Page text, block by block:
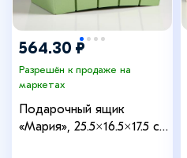
564.30 ₽
Разрешён к продаже на
маркетах
Подарочный ящик
«Мария», 25.5×16.5×17.5 см,